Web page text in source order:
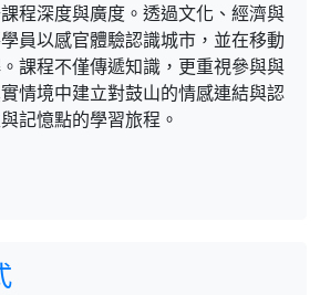
程深度與廣度。透過文化、經濟與
員以感官體驗認識城市，並在移動
課程不僅傳遞知識，更重視參與與
情境中建立對鼓山的情感連結與認
記憶點的學習旅程。